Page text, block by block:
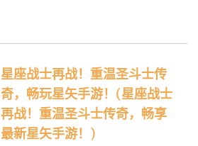
星座战士再战！重温圣斗士传
奇，畅玩星矢手游！(星座战士
再战！重温圣斗士传奇，畅享
最新星矢手游！)